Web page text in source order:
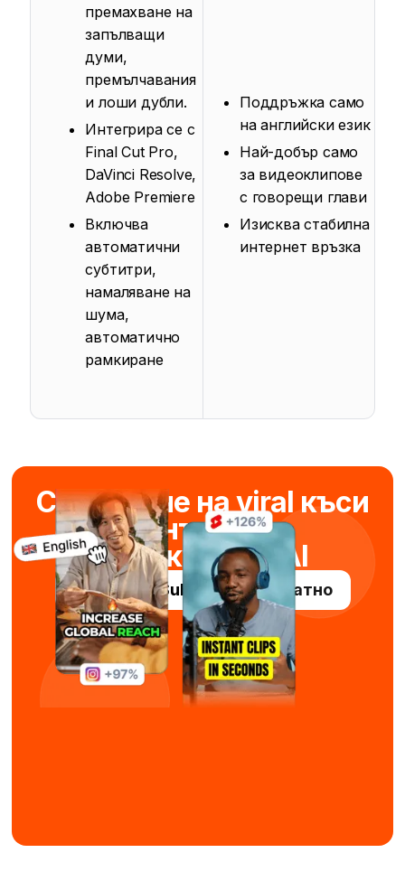
премахване на
запълващи
думи,
премълчавания
и лоши дубли.
Интегрира се с
Final Cut Pro,
DaVinci Resolve,
Adobe Premiere
Включва
автоматични
субтитри,
намаляване на
шума,
автоматично
рамкиране
Поддръжка само
на английски език
Най-добър само
за видеоклипове
с говорещи глави
Изисква стабилна
интернет връзка
Създаване на viral къси
панталони
за секунди с AI
Опитайте Submagic безплатно